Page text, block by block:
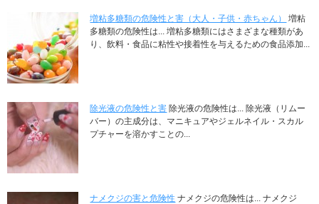
増粘多糖類の危険性と害（大人・子供・赤ちゃん）
増粘
多糖類の危険性は... 増粘多糖類にはさまざまな種類があ
り、飲料・食品に粘性や接着性を与えるための食品添加...
除光液の危険性と害 除光液の危険性は... 除光液（リムー
バー）の主成分は、マニキュアやジェルネイル・スカル
プチャーを溶かすことの...
ナメクジの害と危険性 ナメクジの危険性は... ナメクジ